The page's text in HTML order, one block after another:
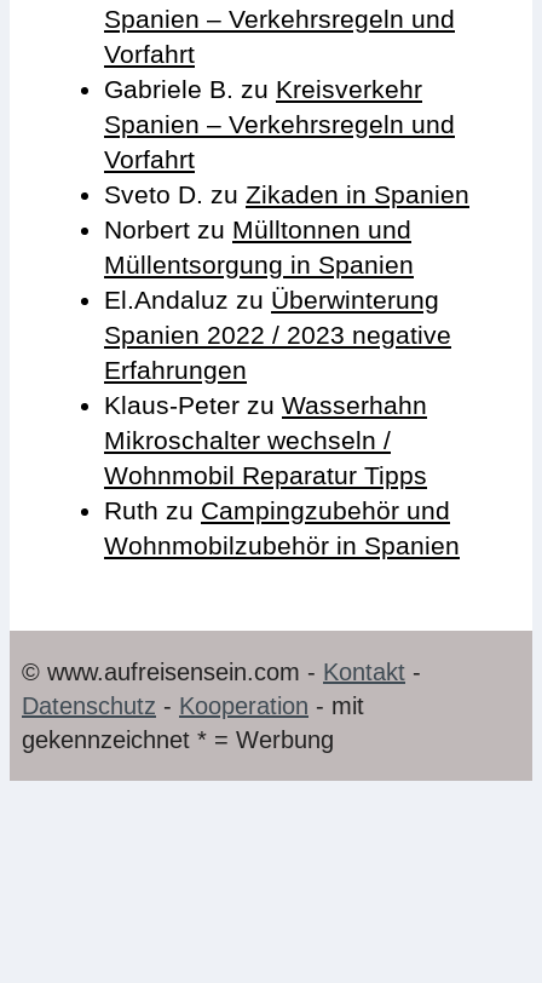
Spanien – Verkehrsregeln und
Vorfahrt
Gabriele B. zu Kreisverkehr
Spanien – Verkehrsregeln und
Vorfahrt
Sveto D. zu Zikaden in Spanien
Norbert zu Mülltonnen und
Müllentsorgung in Spanien
El.Andaluz zu Überwinterung
Spanien 2022 / 2023 negative
Erfahrungen
Klaus-Peter zu Wasserhahn
Mikroschalter wechseln /
Wohnmobil Reparatur Tipps
Ruth zu Campingzubehör und
Wohnmobilzubehör in Spanien
© www.aufreisensein.com - Kontakt -
Datenschutz - Kooperation - mit
gekennzeichnet * = Werbung